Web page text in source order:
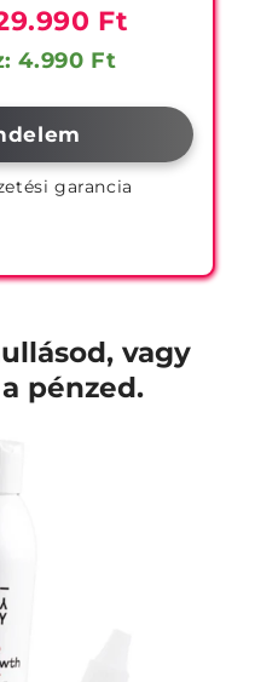
Fejbőr
Kúra
Ft
4.990 Ft
garancia
vagy
pénzed.